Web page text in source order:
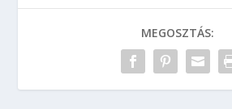
MEGOSZTÁS: